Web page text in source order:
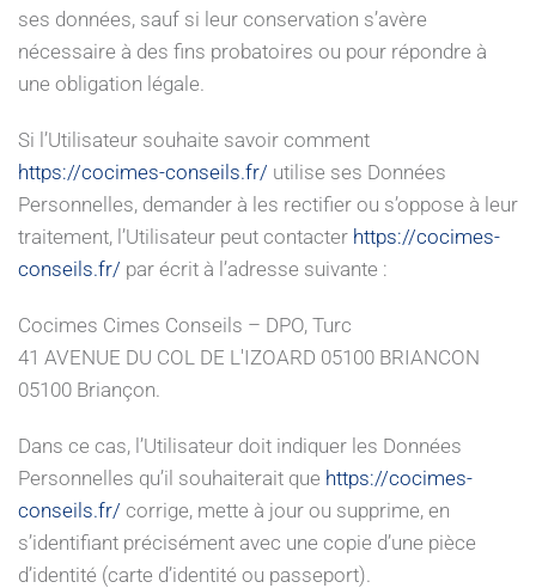
ses données, sauf si leur conservation s’avère
nécessaire à des fins probatoires ou pour répondre à
une obligation légale.
Si l’Utilisateur souhaite savoir comment
https://cocimes-conseils.fr/ utilise ses Données
Personnelles, demander à les rectifier ou s’oppose à leur
traitement, l’Utilisateur peut contacter https://cocimes-
conseils.fr/ par écrit à l’adresse suivante :
Cocimes Cimes Conseils – DPO, Turc
41 AVENUE DU COL DE L'IZOARD 05100 BRIANCON
05100 Briançon.
Dans ce cas, l’Utilisateur doit indiquer les Données
Personnelles qu’il souhaiterait que https://cocimes-
conseils.fr/ corrige, mette à jour ou supprime, en
s’identifiant précisément avec une copie d’une pièce
d’identité (carte d’identité ou passeport).